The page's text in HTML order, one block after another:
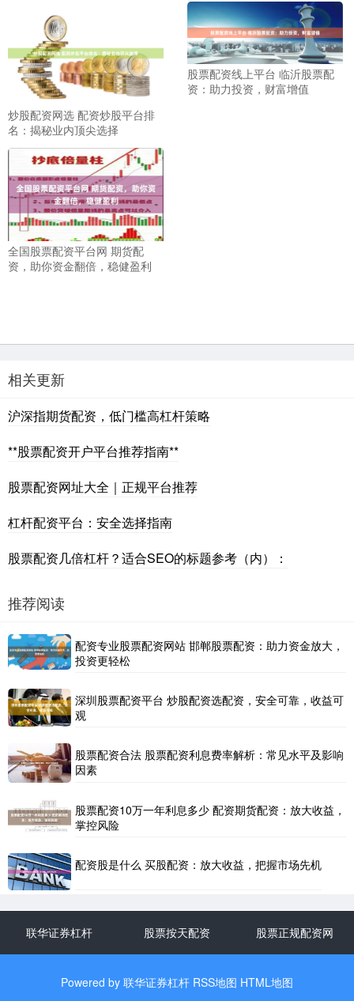
炒股配资网选 配资炒股平台排
名：揭秘业内顶尖选择
股票配资线上平台 临沂股票配
资：助力投资，财富增值
全国股票配资平台网 期货配
资，助你资金翻倍，稳健盈利
相关更新
沪深指期货配资，低门槛高杠杆策略
**股票配资开户平台推荐指南**
股票配资网址大全｜正规平台推荐
杠杆配资平台：安全选择指南
股票配资几倍杠杆？适合SEO的标题参考（内）：
推荐阅读
配资专业股票配资网站 邯郸股票配资：助力资金放大，
投资更轻松
深圳股票配资平台 炒股配资选配资，安全可靠，收益可
观
股票配资合法 股票配资利息费率解析：常见水平及影响
因素
股票配资10万一年利息多少 配资期货配资：放大收益，
掌控风险
配资股是什么 买股配资：放大收益，把握市场先机
联华证券杠杆 股票按天配资 股票正规配资网
Powered by 联华证券杠杆 RSS地图 HTML地图